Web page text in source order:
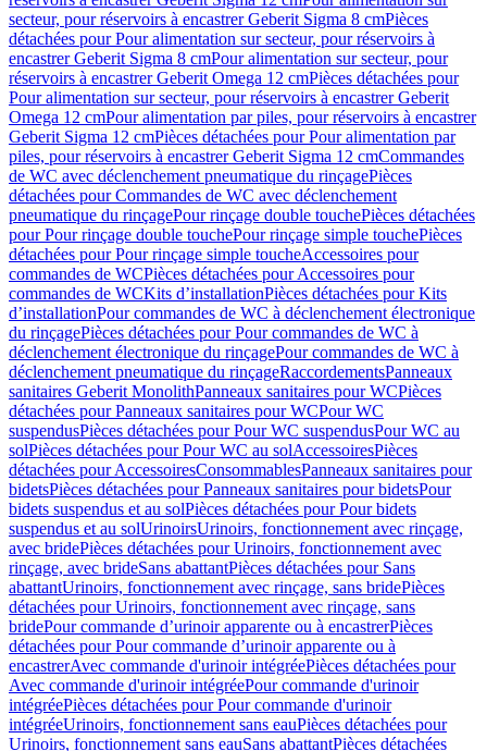
secteur, pour réservoirs à encastrer Geberit Sigma 8 cmPièces
détachées pour Pour alimentation sur secteur, pour réservoirs à
encastrer Geberit Sigma 8 cmPour alimentation sur secteur, pour
réservoirs à encastrer Geberit Omega 12 cmPièces détachées pour
Pour alimentation sur secteur, pour réservoirs à encastrer Geberit
Omega 12 cmPour alimentation par piles, pour réservoirs à encastrer
Geberit Sigma 12 cmPièces détachées pour Pour alimentation par
piles, pour réservoirs à encastrer Geberit Sigma 12 cmCommandes
de WC avec déclenchement pneumatique du rinçagePièces
détachées pour Commandes de WC avec déclenchement
pneumatique du rinçagePour rinçage double touchePièces détachées
pour Pour rinçage double touchePour rinçage simple touchePièces
détachées pour Pour rinçage simple toucheAccessoires pour
commandes de WCPièces détachées pour Accessoires pour
commandes de WCKits d’installationPièces détachées pour Kits
d’installationPour commandes de WC à déclenchement électronique
du rinçagePièces détachées pour Pour commandes de WC à
déclenchement électronique du rinçagePour commandes de WC à
déclenchement pneumatique du rinçageRaccordementsPanneaux
sanitaires Geberit MonolithPanneaux sanitaires pour WCPièces
détachées pour Panneaux sanitaires pour WCPour WC
suspendusPièces détachées pour Pour WC suspendusPour WC au
solPièces détachées pour Pour WC au solAccessoiresPièces
détachées pour AccessoiresConsommablesPanneaux sanitaires pour
bidetsPièces détachées pour Panneaux sanitaires pour bidetsPour
bidets suspendus et au solPièces détachées pour Pour bidets
suspendus et au solUrinoirsUrinoirs, fonctionnement avec rinçage,
avec bridePièces détachées pour Urinoirs, fonctionnement avec
rinçage, avec brideSans abattantPièces détachées pour Sans
abattantUrinoirs, fonctionnement avec rinçage, sans bridePièces
détachées pour Urinoirs, fonctionnement avec rinçage, sans
bridePour commande d’urinoir apparente ou à encastrerPièces
détachées pour Pour commande d’urinoir apparente ou à
encastrerAvec commande d'urinoir intégréePièces détachées pour
Avec commande d'urinoir intégréePour commande d'urinoir
intégréePièces détachées pour Pour commande d'urinoir
intégréeUrinoirs, fonctionnement sans eauPièces détachées pour
Urinoirs, fonctionnement sans eauSans abattantPièces détachées